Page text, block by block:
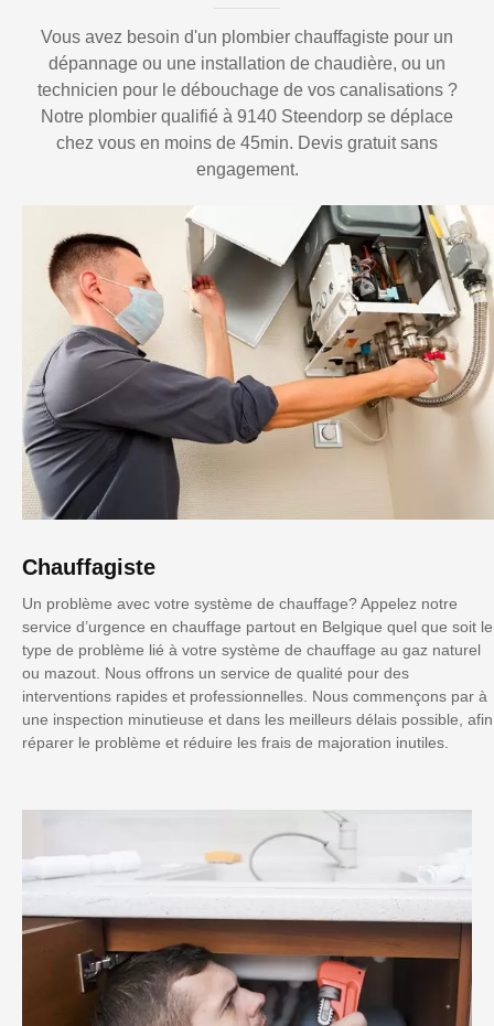
Vous avez besoin d'un plombier chauffagiste pour un
dépannage ou une installation de chaudière, ou un
technicien pour le débouchage de vos canalisations ?
Notre plombier qualifié à 9140 Steendorp se déplace
chez vous en moins de 45min. Devis gratuit sans
engagement.
Chauffagiste
Un problème avec votre système de chauffage? Appelez notre
service d’urgence en chauffage partout en Belgique quel que soit le
type de problème lié à votre système de chauffage au gaz naturel
ou mazout. Nous offrons un service de qualité pour des
interventions rapides et professionnelles. Nous commençons par à
une inspection minutieuse et dans les meilleurs délais possible, afin
réparer le problème et réduire les frais de majoration inutiles.